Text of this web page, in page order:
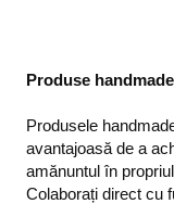
Produse
Produsele
avantajoasă de a
amănuntul în
Colaborați direct cu